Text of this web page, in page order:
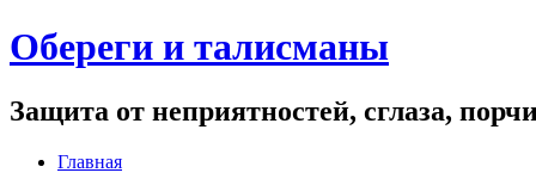
Обереги и талисманы
Защита от неприятностей, сглаза,
Главная